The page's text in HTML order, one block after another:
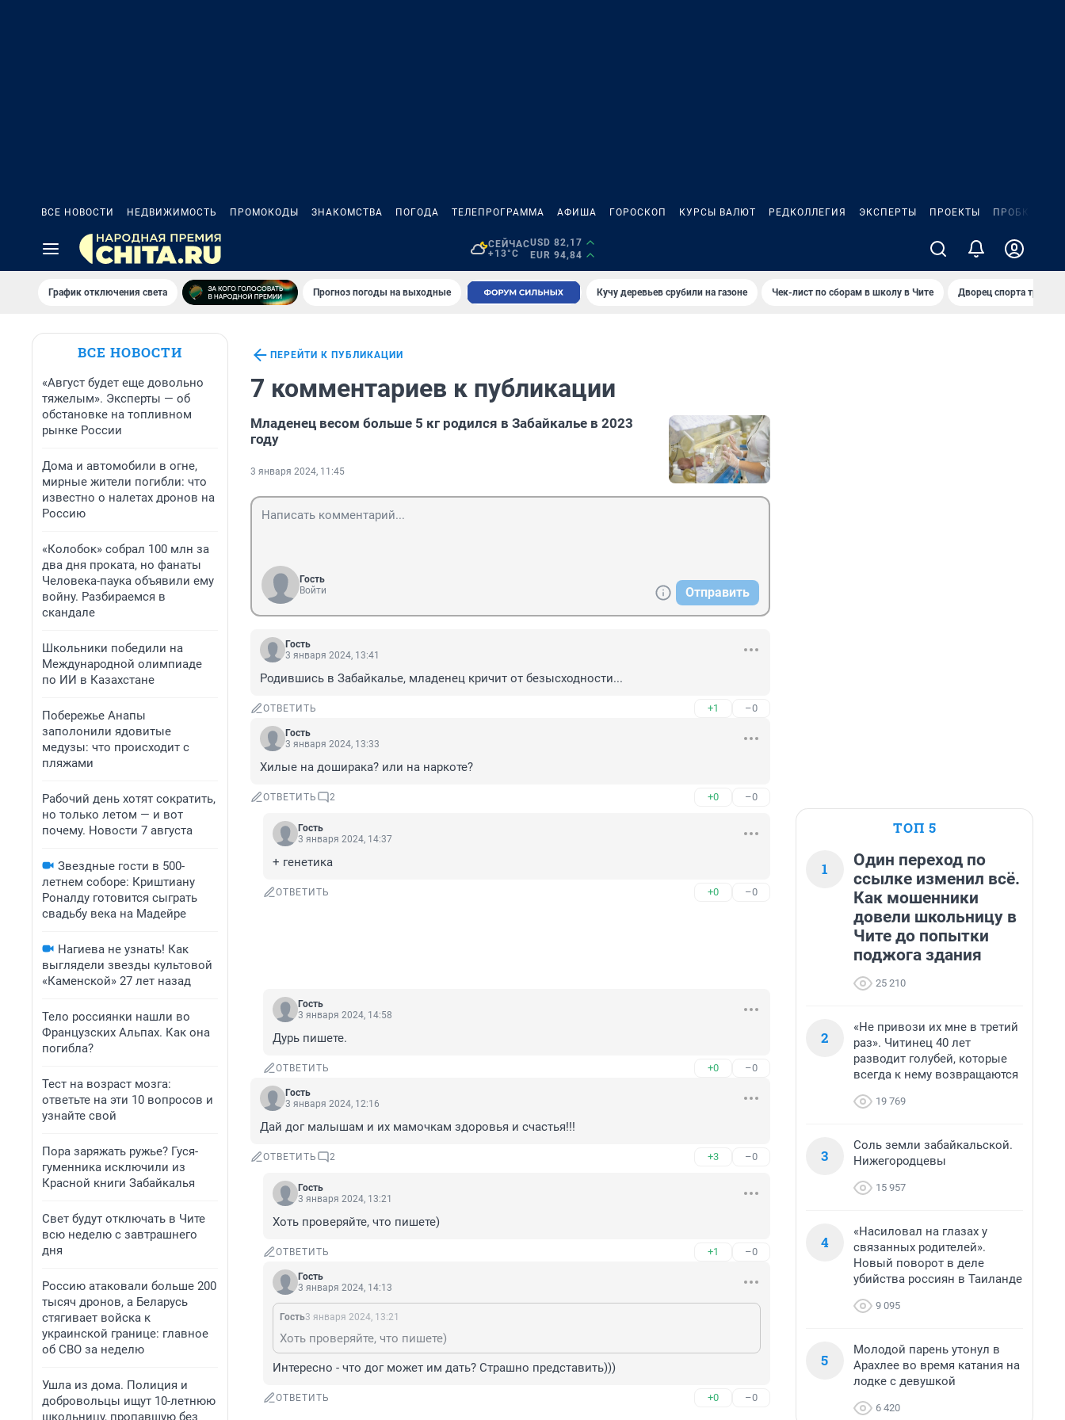
ВСЕ НОВОСТИ НЕДВИЖИМОСТЬ ПРОМОКОДЫ ЗНАКОМСТВА ПОГОДА ТЕЛЕПРОГРАММА АФИША ГОРОСКОП КУРСЫ ВАЛЮТ РЕДКОЛЛЕГИЯ ЭКСПЕРТЫ ПРОЕКТЫ ПРОБКИ
СЕЙЧАС
+13°C
USD 82,17
EUR 94,84
График отключения света Прогноз погоды на выходные Кучу деревьев срубили на газоне Чек-лист по сборам в школу в Чите Дворец спорта
ВСЕ НОВОСТИ
«Август будет еще довольно
тяжелым». Эксперты — об
обстановке на топливном
рынке России
Дома и автомобили в огне,
мирные жители погибли: что
известно о налетах дронов на
Россию
«Колобок» собрал 100 млн за
два дня проката, но фанаты
Человека-паука объявили ему
войну. Разбираемся в
скандале
Школьники победили на
Международной олимпиаде
по ИИ в Казахстане
Побережье Анапы
заполонили ядовитые
медузы: что происходит с
пляжами
Рабочий день хотят сократить,
но только летом — и вот
почему. Новости 7 августа
Звездные гости в 500-
летнем соборе: Криштиану
Роналду готовится сыграть
свадьбу века на Мадейре
Нагиева не узнать! Как
выглядели звезды культовой
«Каменской» 27 лет назад
Тело россиянки нашли во
Французских Альпах. Как она
погибла?
Тест на возраст мозга:
ответьте на эти 10 вопросов и
узнайте свой
Пора заряжать ружье? Гуся-
гуменника исключили из
Красной книги Забайкалья
Свет будут отключать в Чите
всю неделю с завтрашнего
дня
Россию атаковали больше 200
тысяч дронов, а Беларусь
стягивает войска к
украинской границе: главное
об СВО за неделю
Ушла из дома. Полиция и
добровольцы ищут 10-летнюю
школьницу, пропавшую без
ПЕРЕЙТИ К ПУБЛИКАЦИИ
7 комментариев к публикации
Младенец весом больше 5 кг родился в Забайкалье в 2023
году
3 января 2024, 11:45
Гость
Войти
Отправить
Гость
3 января 2024, 13:41
Родившись в Забайкалье, младенец кричит от безысходности...
ОТВЕТИТЬ +1 –0
Гость
3 января 2024, 13:33
Хилые на доширака? или на наркоте?
ОТВЕТИТЬ 2 +0 –0
Гость
3 января 2024, 14:37
+ генетика
ОТВЕТИТЬ +0 –0
Гость
3 января 2024, 14:58
Дурь пишете.
ОТВЕТИТЬ +0 –0
Гость
3 января 2024, 12:16
Дай дог малышам и их мамочкам здоровья и счастья!!!
ОТВЕТИТЬ 2 +3 –0
Гость
3 января 2024, 13:21
Хоть проверяйте, что пишете)
ОТВЕТИТЬ +1 –0
Гость
3 января 2024, 14:13
Гость3 января 2024, 13:21
Хоть проверяйте, что пишете)
Интересно - что дог может им дать? Страшно представить)))
ОТВЕТИТЬ +0 –0
ТОП 5
1
Один переход по
ссылке изменил всё.
Как мошенники
довели школьницу в
Чите до попытки
поджога здания
25 210
2
«Не привози их мне в третий
раз». Читинец 40 лет
разводит голубей, которые
всегда к нему возвращаются
19 769
3
Соль земли забайкальской.
Нижегородцевы
15 957
4
«Насиловал на глазах у
связанных родителей».
Новый поворот в деле
убийства россиян в Таиланде
9 095
5
Молодой парень утонул в
Арахлее во время катания на
лодке с девушкой
6 420